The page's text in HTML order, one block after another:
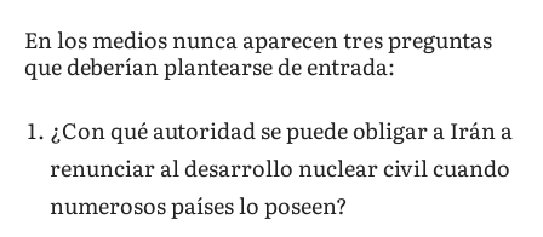
En los medios nunca aparecen tres preguntas
que deberían plantearse de entrada:
¿Con qué autoridad se puede obligar a Irán a
renunciar al desarrollo nuclear civil cuando
numerosos países lo poseen?